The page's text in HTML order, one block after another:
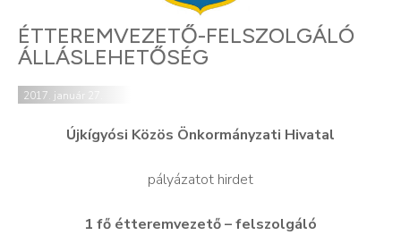
ÉTTEREMVEZETŐ-FELSZOLGÁLÓ
ÁLLÁSLEHETŐSÉG
2017. január 27.
Újkígyósi Közös Önkormányzati Hivatal
pályázatot hirdet
1 fő étteremvezető – felszolgáló